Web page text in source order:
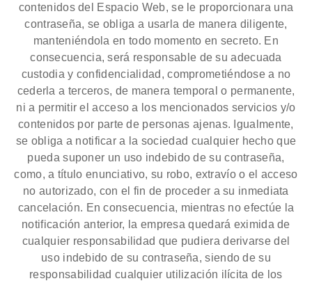
contenidos del Espacio Web, se le proporcionara una
contraseña, se obliga a usarla de manera diligente,
manteniéndola en todo momento en secreto. En
consecuencia, será responsable de su adecuada
custodia y confidencialidad, comprometiéndose a no
cederla a terceros, de manera temporal o permanente,
ni a permitir el acceso a los mencionados servicios y/o
contenidos por parte de personas ajenas. Igualmente,
se obliga a notificar a la sociedad cualquier hecho que
pueda suponer un uso indebido de su contraseña,
como, a título enunciativo, su robo, extravío o el acceso
no autorizado, con el fin de proceder a su inmediata
cancelación. En consecuencia, mientras no efectúe la
notificación anterior, la empresa quedará eximida de
cualquier responsabilidad que pudiera derivarse del
uso indebido de su contraseña, siendo de su
responsabilidad cualquier utilización ilícita de los